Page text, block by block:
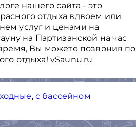
нашего сайта - это
отдыха вдвоем или
услуг и ценами на
на Партизанской на час
Вы можете позвонив по
отдыха! vSaunu.ru
, с бассейном